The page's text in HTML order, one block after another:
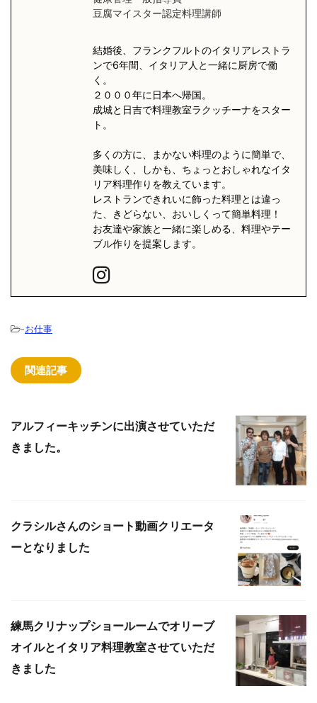
豆腐マイスター認定料理講師
結婚後、フランクフルトのイタリアレストラ
ンで6年間、イタリア人と一緒に厨房で働
く。
２０００年に日本へ帰国。
成城と日吉で料理教室ラクッチーナをスター
ト。
多くの方に、まかない料理のように簡単で、
美味しく、しかも、ちょっとおしゃれなイタ
リア料理作りを教えています。
レストランできれいに飾った料理とは違っ
た、きどらない、おいしくって簡単料理！
お友達や家族と一緒に楽しめる、料理やテー
ブル作りを提案します。
-お仕事
関連記事
アルフィーキッチンに出演させていただ
きました。
クラシルさんのショート動画クリエータ
ーとなりました
練馬クリナップショールームでオリーブ
オイルとイタリア料理教室させていただ
きました